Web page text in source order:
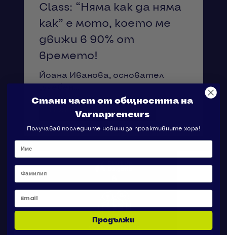
Class: “Няма как да няма
как” е мото, което ме
движи в 90% от
времето!
Йоана Иванова, основател
Прочетете повече
Стани част от общността на
Varnapreneurs
Получавай последните новини за проактивните хора!
Фамилия
Email
Продължи